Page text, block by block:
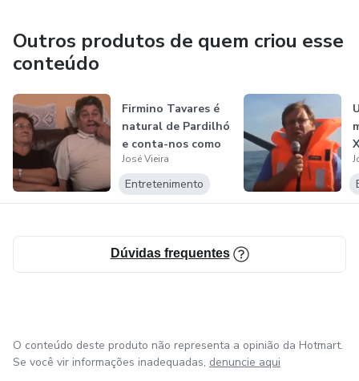
a alcançar as suas metas.
Administrador do Grupo Globais Serviços, com funções
executivas, supervisionando diretamente diversos negócios
em Portugal, Espanha e Brasil.
Outros produtos de quem criou esse
conteúdo
Firmino Tavares é
natural de Pardilhó
e conta-nos como
emigr...
José Vieira
Entretenimento
Dúvidas frequentes
O conteúdo deste produto não representa a opinião da Hotmart.
Se você vir informações inadequadas, denuncie aqui